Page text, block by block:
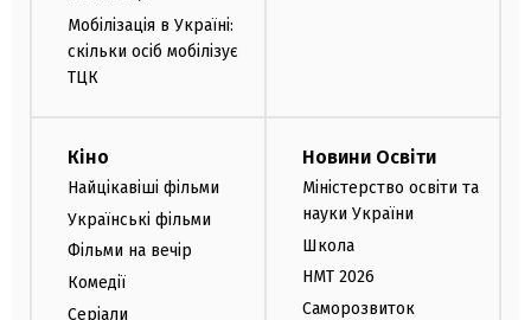
Мобілізація в Україні:
скільки осіб мобілізує
ТЦК
Кіно
Найцікавіші фільми
Українські фільми
Фільми на вечір
Комедії
Серіали
Новини Освіти
Міністерство освіти та
науки України
Школа
НМТ 2026
Саморозвиток